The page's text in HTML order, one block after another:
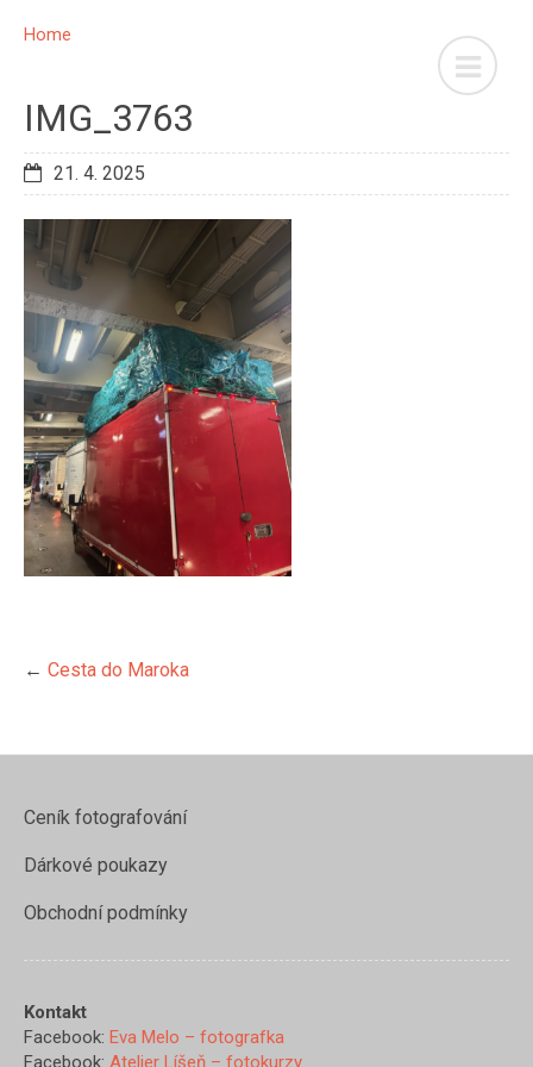
Home
IMG_3763
21. 4. 2025
← Cesta do Maroka
Ceník fotografování
Dárkové poukazy
Obchodní podmínky
Kontakt
Facebook: Eva Melo – fotografka
Facebook: Atelier Líšeň – fotokurzymaroka/img_3763">